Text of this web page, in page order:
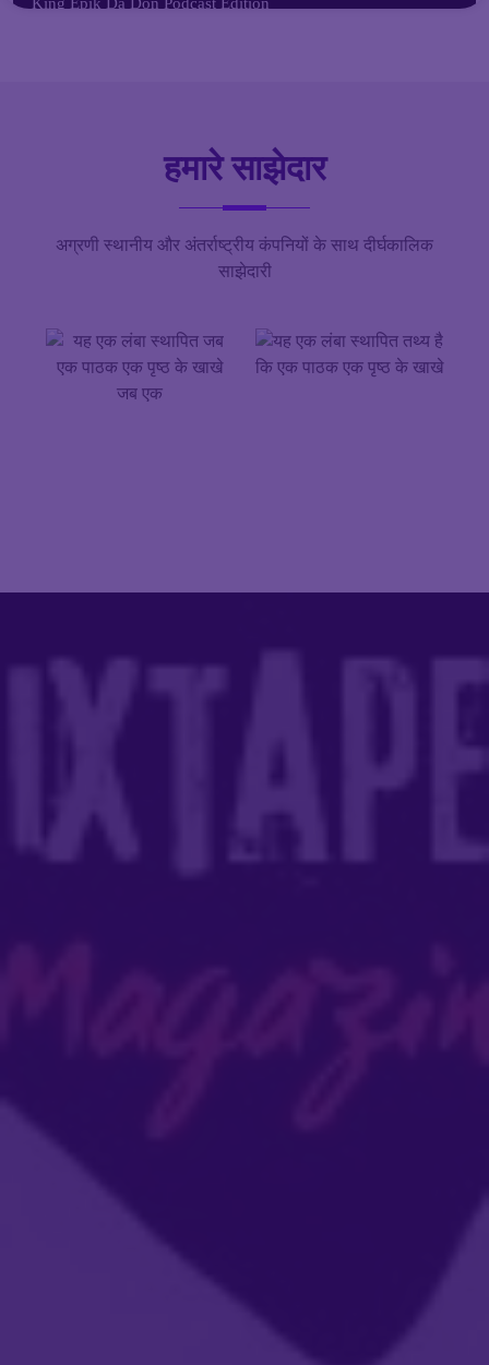
हमारे साझेदार
अग्रणी स्थानीय और अंतर्राष्ट्रीय कंपनियों के साथ दीर्घकालिक
साझेदारी